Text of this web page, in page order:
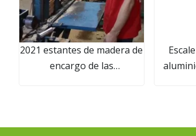
2021 estantes de madera de
encargo de las
moda con clips